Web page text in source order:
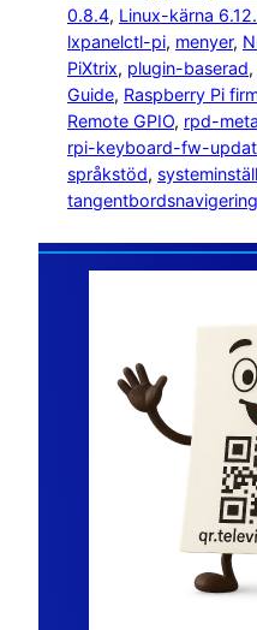
0.8.4, Linux-kärna
lxpanelctl-pi, menyer,
PiXtrix, plugin-baserad,
Guide, Raspberry Pi
Remote GPIO, rpd-
rpi-keyboard-fw-
språkstöd,
tangentbordsnavigering